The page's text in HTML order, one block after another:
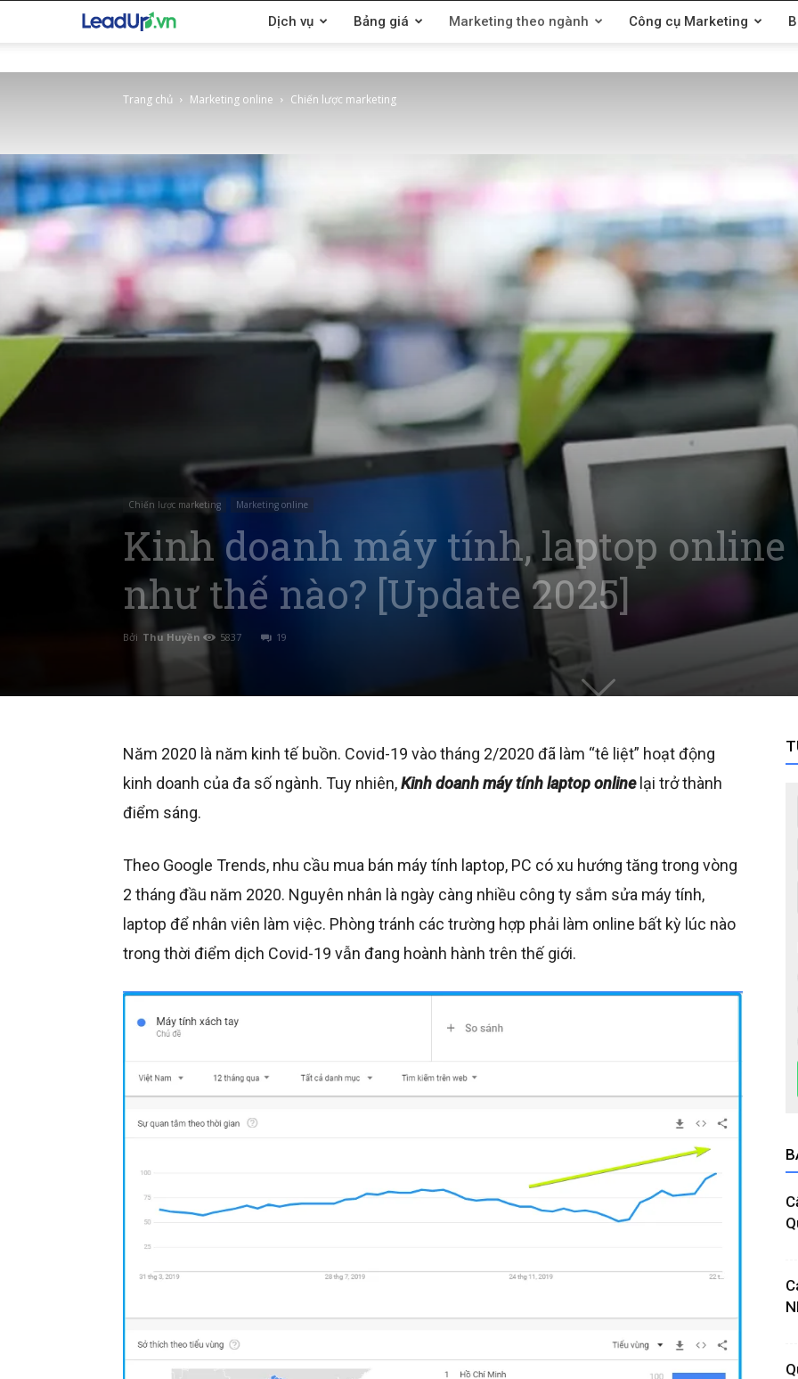
LeadUp.vn Dịch vụ Bảng giá Marketing theo ngành Công cụ Marketing
Trang chủ Marketing online Chiến lược marketing
Chiến lược marketing Marketing online
Kinh doanh máy tính, laptop
như thế nào? [Update 2025]
Bởi Thu Huyền 5837 19
Năm 2020 là năm kinh tế buồn. Covid-19 vào tháng 2/2020 đã làm “tê liệt” hoạt động
kinh doanh của đa số ngành. Tuy nhiên,Kinh doanh máy tính laptop onlinelại trở thành
điểm sáng.
Theo Google Trends, nhu cầu mua bán máy tính laptop, PC có xu hướng tăng trong vòng
2 tháng đầu năm 2020. Nguyên nhân là ngày càng nhiều công ty sắm sửa máy tính,
laptop để nhân viên làm việc. Phòng tránh các trường hợp phải làm online bất kỳ lúc nào
trong thời điểm dịch Covid-19 vẫn đang hoành hành trên thế giới.